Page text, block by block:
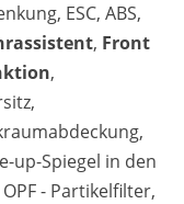
ESC, ABS,
, Front
,
up-Spiegel in den
- Partikelfilter,